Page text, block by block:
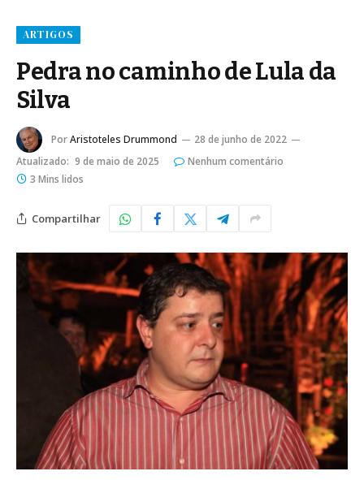
ARTIGOS
Pedra no caminho de Lula da
Silva
PorAristoteles Drummond
28 de junho de 2022
Atualizado: 9 de maio de 2025
Nenhum comentário
3 Mins lidos
Compartilhar